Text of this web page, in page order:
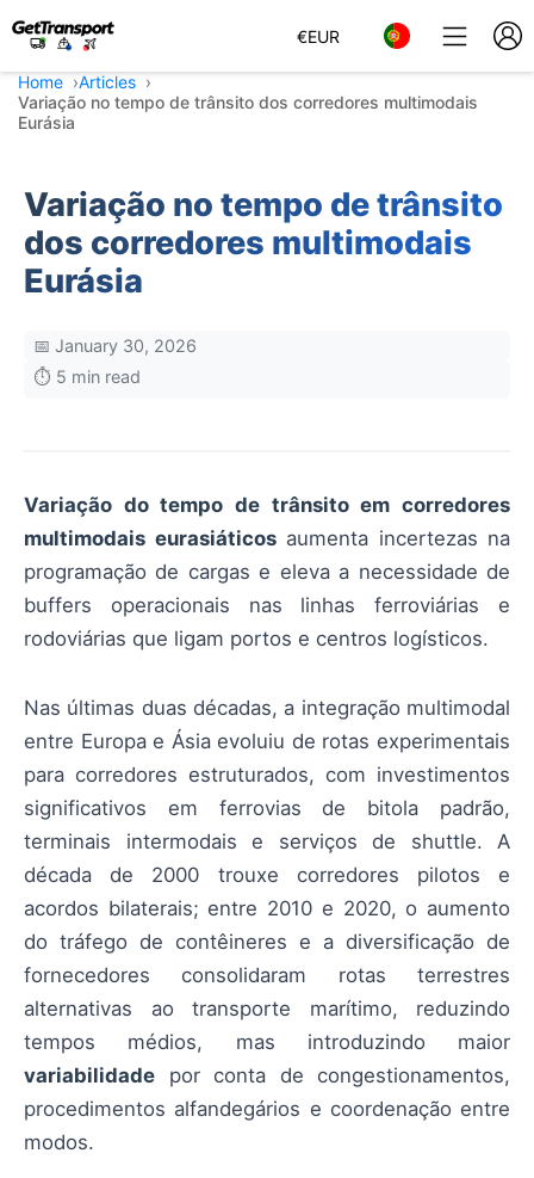
€EUR
Home
Articles
Variação no tempo de trânsito dos corredores multimodais
Eurásia
Variação no tempo de trânsito
dos corredores multimodais
Eurásia
📅 January 30, 2026
⏱️ 5 min read
Variação do tempo de trânsito em corredores
multimodais eurasiáticosaumenta incertezas na
programação de cargas e eleva a necessidade de
buffers operacionais nas linhas ferroviárias e
rodoviárias que ligam portos e centros logísticos.
Nas últimas duas décadas, a integração multimodal
entre Europa e Ásia evoluiu de rotas experimentais
para corredores estruturados, com investimentos
significativos em ferrovias de bitola padrão,
terminais intermodais e serviços de shuttle. A
década de 2000 trouxe corredores pilotos e
acordos bilaterais; entre 2010 e 2020, o aumento
do tráfego de contêineres e a diversificação de
fornecedores consolidaram rotas terrestres
alternativas ao transporte marítimo, reduzindo
tempos médios, mas introduzindo maior
variabilidade por conta de congestionamentos,
procedimentos alfandegários e coordenação entre
modos.